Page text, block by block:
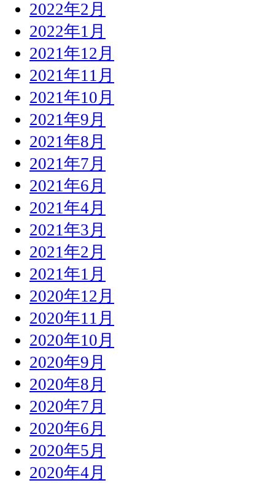
2022年2月
2022年1月
2021年12月
2021年11月
2021年10月
2021年9月
2021年8月
2021年7月
2021年6月
2021年4月
2021年3月
2021年2月
2021年1月
2020年12月
2020年11月
2020年10月
2020年9月
2020年8月
2020年7月
2020年6月
2020年5月
2020年4月